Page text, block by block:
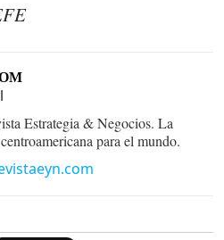
Estrategia & Negocios. La
para el mundo.